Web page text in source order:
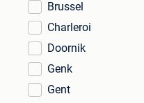
Brussel
Charleroi
Doornik
Genk
Gent